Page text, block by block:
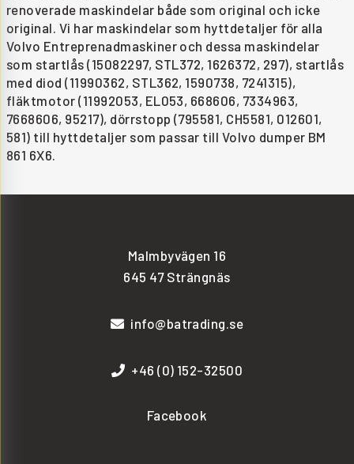
renoverade maskindelar både som original och icke
original. Vi har maskindelar som hyttdetaljer för alla
Volvo Entreprenadmaskiner och dessa maskindelar
som startlås (15082297, STL372, 1626372, 297), startlås
med diod (11990362, STL362, 1590738, 7241315),
fläktmotor (11992053, EL053, 668606, 7334963,
7668606, 95217), dörrstopp (795581, CH5581, 012601,
581) till hyttdetaljer som passar till Volvo dumper BM
861 6X6.
Malmbyvägen 16
645 47 Strängnäs
info@batrading.se
+46 (0) 152-32500
Facebook